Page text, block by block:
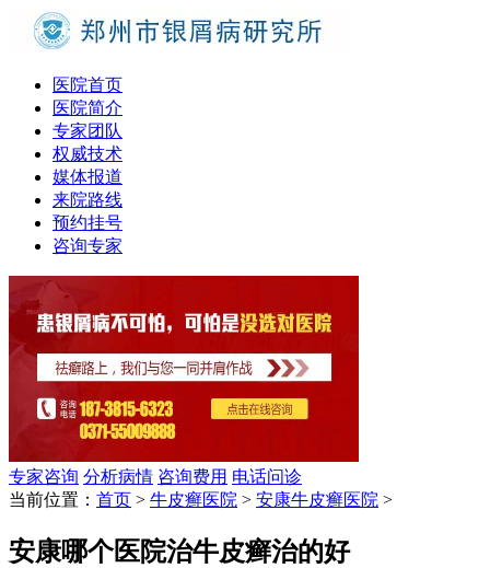
医院首页
医院简介
专家团队
权威技术
媒体报道
来院路线
预约挂号
咨询专家
专家咨询 分析病情 咨询费用 电话问诊
当前位置： 首页 > 牛皮癣医院 > 安康牛皮癣医院 >
安康哪个医院治牛皮癣治的好